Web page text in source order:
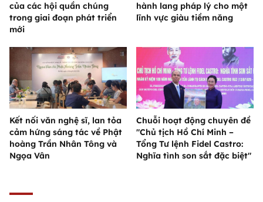
của các hội quần chúng
trong giai đoạn phát triển
mới
hành lang pháp lý cho một
lĩnh vực giàu tiềm năng
Kết nối văn nghệ sĩ, lan tỏa
cảm hứng sáng tác về Phật
hoàng Trần Nhân Tông và
Ngọa Vân
Chuỗi hoạt động chuyên đề
"Chủ tịch Hồ Chí Minh –
Tổng Tư lệnh Fidel Castro:
Nghĩa tình son sắt đặc biệt"